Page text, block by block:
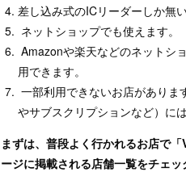
差し込み式のICリーダーしか無
ネットショップでも使えます。
Amazonや楽天などのネットシ
用できます。
一部利用できないお店がありま
やサブスクリプションなど）に
まずは、普段よく行かれるお店で
ージに掲載される店舗一覧をチェッ